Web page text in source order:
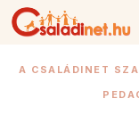
A CSALÁDINET